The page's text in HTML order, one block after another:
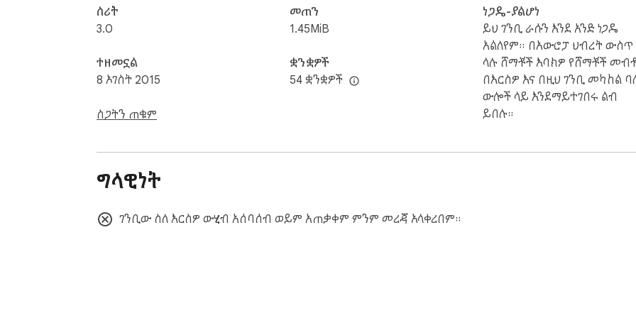
ስሪት
3.0
ተዘመኗል
8 ኦገስት 2015
ስጋትን ጠቁም
መጠን
1.45MiB
ቋንቋዎች
54 ቋንቋዎች
ነጋዴ-ያልሆነ
ይህ ገንቢ ራሱን እንደ አንድ ነጋዴ
አልለየም። በአውሮፓ ህብረት ውስጥ
ላሉ ሸማቾች እባክዎ የሸማቾች
በእርስዎ እና በዚህ ገንቢ መካከል
ውሎች ላይ እንደማይተገበሩ ልብ
ይበሉ።
ግላዊነት
ገንቢው ስለ እርስዎ ውሂብ አሰባሰብ ወይም አጠቃቀም ምንም መረጃ አላቀረበም።